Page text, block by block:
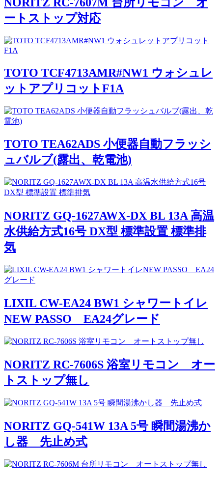
ートストップ対応
TOTO TCF4713AMR#NW1 ウォシュレ
ットアプリコットF1A
TOTO TEA62ADS 小便器自動フラッシ
ュバルブ(露出、乾電池)
NORITZ GQ-1627AWX-DX BL 13A 高温
水供給方式16号 DX型 標準設置 標準排
気
LIXIL CW-EA24 BW1 シャワートイレ
NEW PASSO EA24グレード
NORITZ RC-7606S 浴室リモコン オー
トストップ無し
NORITZ GQ-541W 13A 5号 瞬間湯沸か
し器 先止め式